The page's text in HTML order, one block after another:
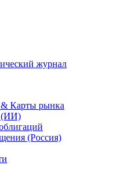
журнал
Карты рынка
(Россия)